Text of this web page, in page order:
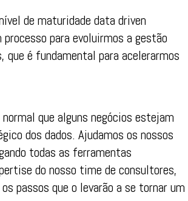
de maturidade data driven
para evoluirmos a gestão
que é fundamental para acelerarmos
que alguns negócios estejam
dos dados. Ajudamos os nossos
todas as ferramentas
do nosso time de consultores,
passos que o levarão a se tornar um